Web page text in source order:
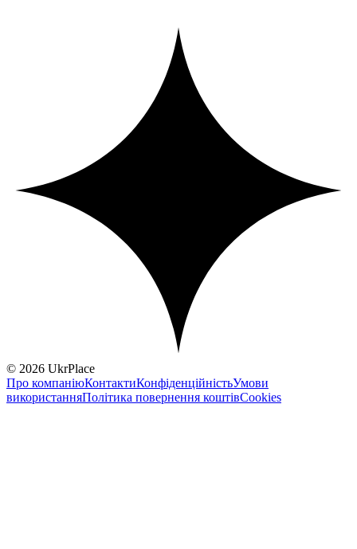
© 2026 UkrPlace
Про компаніюКонтактиКонфіденційністьУмови
використанняПолітика повернення коштівCookies